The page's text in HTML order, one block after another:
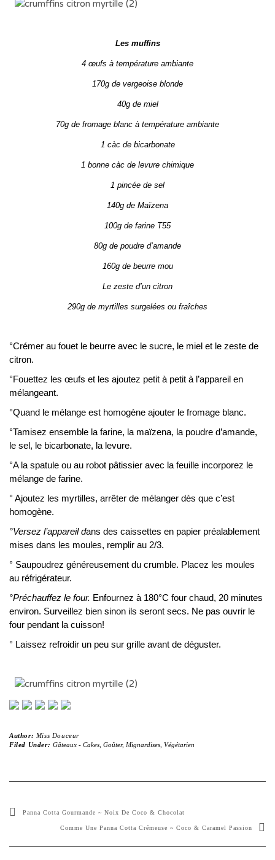
Les muffins
4 œufs à température ambiante
170g de vergeoise blonde
40g de miel
70g de fromage blanc à température ambiante
1 càc de bicarbonate
1 bonne càc de levure chimique
1 pincée de sel
140g de Maïzena
100g de farine T55
80g de poudre d’amande
160g de beurre mou
Le zeste d’un citron
290g de myrtilles surgelées ou fraîches
°Crémer au fouet le beurre avec le sucre, le miel et le zeste de
citron.
°Fouettez les œufs et les ajoutez petit à petit à l’appareil en
mélangeant.
°Quand le mélange est homogène ajouter le fromage blanc.
°Tamisez ensemble la farine, la maïzena, la poudre d’amande,
le sel, le bicarbonate, la levure.
°A la spatule ou au robot pâtissier avec la feuille incorporez le
mélange de farine.
° Ajoutez les myrtilles, arrêter de mélanger dès que c’est
homogène.
°Versez l’appareil dans des caissettes en papier préalablement
mises dans les moules, remplir au 2/3.
° Saupoudrez généreusement du crumble. Placez les moules
au réfrigérateur.
°Préchauffez le four. Enfournez à 180°C four chaud, 20 minutes
environ. Surveillez bien sinon ils seront secs. Ne pas ouvrir le
four pendant la cuisson!
° Laissez refroidir un peu sur grille avant de déguster.
Author: Miss Douceur
Filed Under: Gâteaux - Cakes, Goûter, Mignardises, Végétarien
Panna Cotta Gourmande ~ Noix De Coco & Chocolat
Comme Une Panna Cotta Crémeuse ~ Coco & Caramel Passion